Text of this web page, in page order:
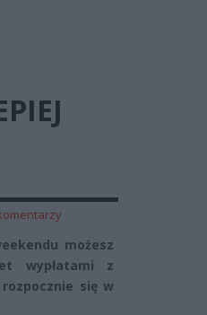
możesz
wypłatami z
się w